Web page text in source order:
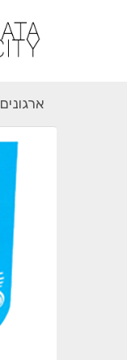
ארגונים